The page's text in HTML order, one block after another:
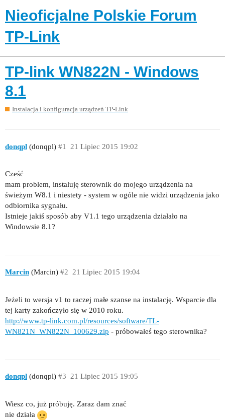
Nieoficjalne Polskie Forum
TP-Link
TP-link WN822N - Windows
8.1
Instalacja i konfiguracja urządzeń TP-Link
donqpl (donqpl) 21 Lipiec 2015 19:02
#1
Cześć
mam problem, instaluję sterownik do mojego urządzenia na
świeżym W8.1 i niestety - system w ogóle nie widzi urządzenia jako
odbiornika sygnału.
Istnieje jakiś sposób aby V1.1 tego urządzenia działało na
Windowsie 8.1?
Marcin (Marcin) 21 Lipiec 2015 19:04
#2
Jeżeli to wersja v1 to raczej małe szanse na instalację. Wsparcie dla
tej karty zakończyło się w 2010 roku.
http://www.tp-link.com.pl/resources/software/TL-
WN821N_WN822N_100629.zip - próbowałeś tego sterownika?
donqpl (donqpl) 21 Lipiec 2015 19:05
#3
Wiesz co, już próbuję. Zaraz dam znać
nie działa